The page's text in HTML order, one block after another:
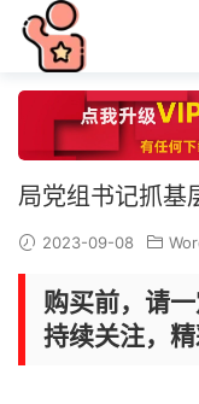
局党组书记抓基
2023-09-08
购买前，请
持续关注，